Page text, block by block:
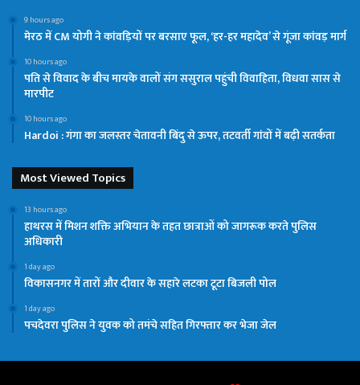
9 hours ago
मेरठ में CM योगी ने कांवड़ियों पर बरसाए फूल, ‘हर-हर महादेव’ से गूंजा कांवड़ मार्ग
10 hours ago
पति से विवाद के बीच मायके वालों संग ससुराल पहुंची विवाहिता, विधवा सास से
मारपीट
10 hours ago
Hardoi : गंगा का जलस्तर चेतावनी बिंदु से ऊपर, तटवर्ती गांवों में बढ़ी सतर्कता
Most Viewed Topics
13 hours ago
हाथरस में मिशन शक्ति अभियान के तहत छात्राओं को जागरूक करते पुलिस
अधिकारी
1 day ago
विकासनगर में तारों और दीवार के सहारे लटका टूटा बिजली पोल
1 day ago
पचदेवरा पुलिस ने युवक को तमंचे सहित गिरफ्तार कर भेजा जेल